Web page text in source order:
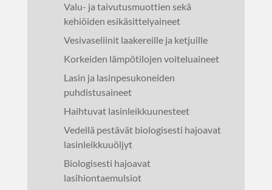
Valu- ja taivutusmuottien sekä
kehiöiden esikäsittelyaineet
Vesivaseliinit laakereille ja ketjuille
Korkeiden lämpötilojen voiteluaineet
Lasin ja lasinpesukoneiden
puhdistusaineet
Haihtuvat lasinleikkuunesteet
Vedellä pestävät biologisesti hajoavat
lasinleikkuuöljyt
Biologisesti hajoavat
lasihiontaemulsiot